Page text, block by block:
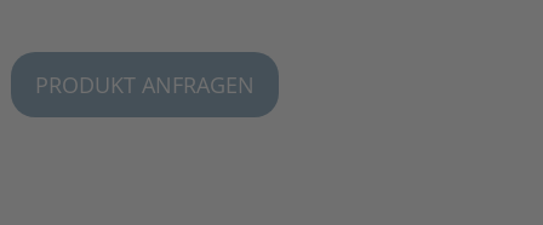
PRODUKT ANFRAGEN